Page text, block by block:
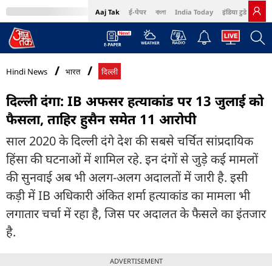
Aaj Tak ई-पेपर বাংলা India Today इंडिया टुडे हिंदी
MumbaiTak Cosmopolitan Harper's Bazaar Northeast
Hindi News भारत दिल्ली
दिल्ली दंगा: IB अफसर हत्याकांड पर 13 जुलाई को
फैसला, ताहिर हुसैन समेत 11 आरोपी
साल 2020 के दिल्ली दंगे देश की सबसे चर्चित सांप्रदायिक
हिंसा की घटनाओं में शामिल रहे. इन दंगों से जुड़े कई मामलों
की सुनवाई अब भी अलग-अलग अदालतों में जारी है. इसी
कड़ी में IB अधिकारी अंकित शर्मा हत्याकांड का मामला भी
लगातार चर्चा में रहा है, जिस पर अदालत के फैसले का इंतजार
है.
ADVERTISEMENT